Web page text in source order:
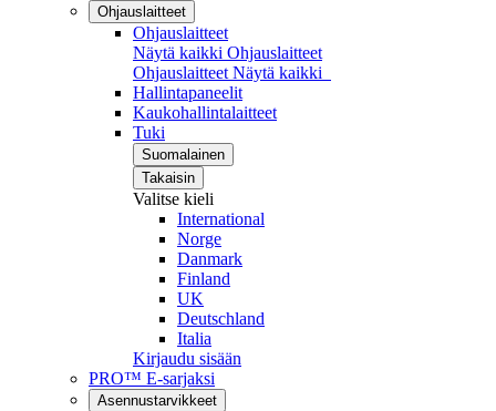
Ohjauslaitteet
Ohjauslaitteet
Näytä kaikki Ohjauslaitteet
Ohjauslaitteet Näytä kaikki
Hallintapaneelit
Kaukohallintalaitteet
Tuki
Suomalainen
Takaisin
Valitse kieli
International
Norge
Danmark
Finland
UK
Deutschland
Italia
Kirjaudu sisään
PRO™ E-sarjaksi
Asennustarvikkeet